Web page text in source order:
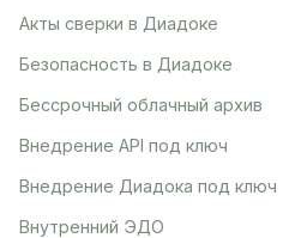
Акты сверки в Диадоке
Безопасность в Диадоке
Бессрочный облачный архив
Внедрение API под ключ
Внедрение Диадока под ключ
Внутренний ЭДО